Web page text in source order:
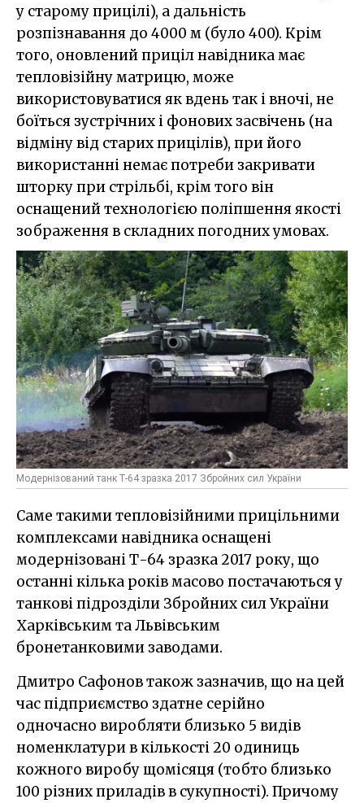
у старому прицілі), а дальність
розпізнавання до 4000 м (було 400). Крім
того, оновлений приціл навідника має
тепловізійну матрицю, може
використовуватися як вдень так і вночі, не
боїться зустрічних і фонових засвічень (на
відміну від старих прицілів), при його
використанні немає потреби закривати
шторку при стрільбі, крім того він
оснащений технологією поліпшення якості
зображення в складних погодних умовах.
Модернізований танк Т-64 зразка 2017 Збройних сил України
Саме такими тепловізійними прицільними
комплексами навідника оснащені
модернізовані Т-64 зразка 2017 року, що
останні кілька років масово постачаються у
танкові підрозділи Збройних сил України
Харківським та Львівським
бронетанковими заводами.
Дмитро Сафонов також зазначив, що на цей
час підприємство здатне серійно
одночасно виробляти близько 5 видів
номенклатури в кількості 20 одиниць
кожного виробу щомісяця (тобто близько
100 різних приладів в сукупності). Причому